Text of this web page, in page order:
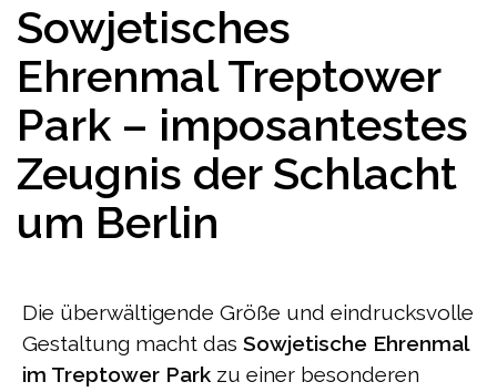
Sowjetisches
Ehrenmal Treptower
Park – imposantestes
Zeugnis der Schlacht
um Berlin
Die überwältigende Größe und eindrucksvolle
Gestaltung macht das Sowjetische Ehrenmal
im Treptower Park zu einer besonderen